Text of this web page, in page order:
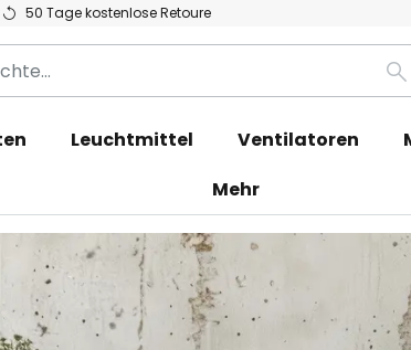
50 Tage kostenlose Retoure
Leuchtmittel Ventilatoren
Mehr